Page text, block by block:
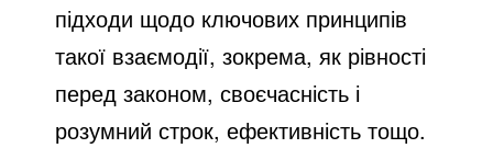
підходи щодо ключових принципів
такої взаємодії, зокрема, як рівності
перед законом, своєчасність і
розумний строк, ефективність тощо.